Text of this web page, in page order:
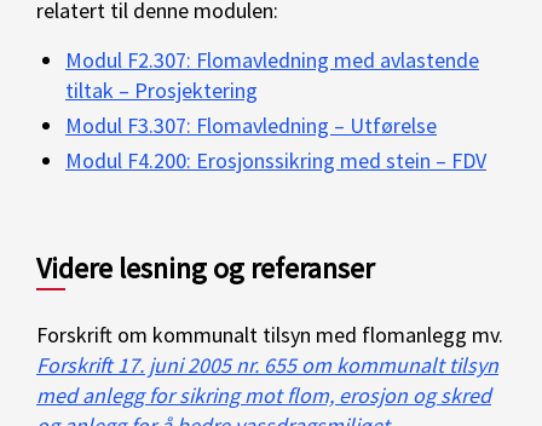
relatert til denne modulen:
Modul F2.307: Flomavledning med avlastende
tiltak – Prosjektering
Modul F3.307: Flomavledning – Utførelse
Modul F4.200: Erosjonssikring med stein – FDV
Videre lesning og referanser
Forskrift om kommunalt tilsyn med flomanlegg mv.
Forskrift 17. juni 2005 nr. 655 om kommunalt tilsyn
med anlegg for sikring mot flom, erosjon og skred